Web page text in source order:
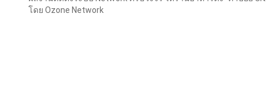
โดย Ozone Network